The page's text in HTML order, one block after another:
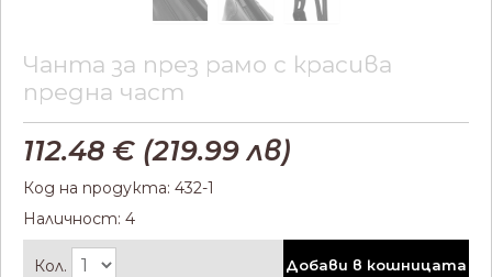
Чанта за през рамо с красива
предна част
112.48 € (219.99 лв)
Код на продукта: 432-1
Наличност: 4
Кол. Добави в кошницата